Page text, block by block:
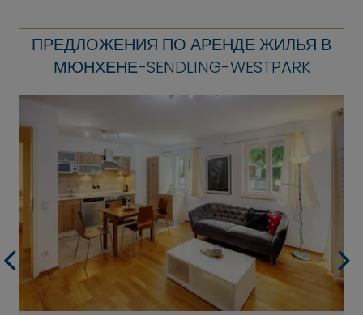
ПРЕДЛОЖЕНИЯ ПО АРЕНДЕ ЖИЛЬЯ В
МЮНХЕНЕ-SENDLING-WESTPARK